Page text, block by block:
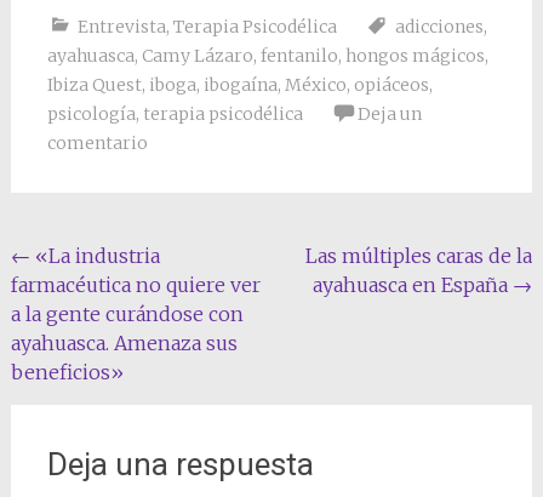
Entrevista, Terapia Psicodélica adicciones,
ayahuasca, Camy Lázaro, fentanilo, hongos mágicos,
Ibiza Quest, iboga, ibogaína, México, opiáceos,
psicología, terapia psicodélica
Deja un
comentario
Navegación
de
la
entrada
← «La industria
farmacéutica no quiere ver
a la gente curándose con
ayahuasca. Amenaza sus
beneficios»
Las múltiples caras de la
ayahuasca en España →
Deja una respuesta